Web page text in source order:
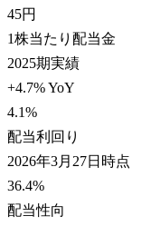
45円
1株当たり配当金
2025期実績
+4.7% YoY
4.1%
配当利回り
2026年3月27日時点
36.4%
配当性向